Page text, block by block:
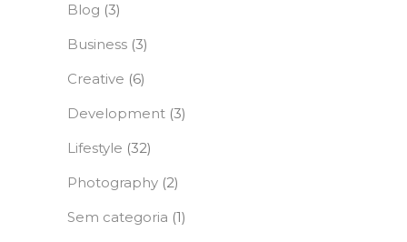
Blog (3)
Business (3)
Creative (6)
Development (3)
Lifestyle (32)
Photography (2)
Sem categoria (1)